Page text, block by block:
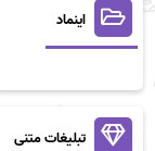
اینماد
تبلیغات متنی